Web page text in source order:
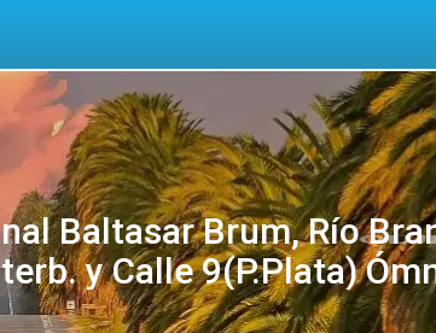
Baltasar Brum, Río
y Calle 9(P.Plata)